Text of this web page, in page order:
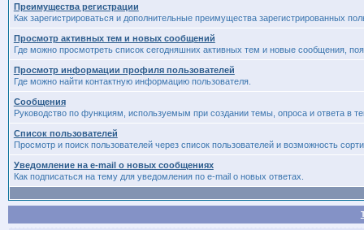
Преимущества регистрации
Как зарегистрироваться и дополнительные преимущества зарегистрированных
Просмотр активных тем и новых сообщений
Где можно просмотреть список сегодняшних активных тем и новые сообщения,
Просмотр информации профиля пользователей
Где можно найти контактную информацию пользователя.
Сообщения
Руководство по функциям, используемым при создании темы, опроса и ответа в
Список пользователей
Просмотр и поиск пользователей через список пользователей и возможность
Уведомление на e-mail о новых сообщениях
Как подписаться на тему для уведомления по e-mail о новых ответах.